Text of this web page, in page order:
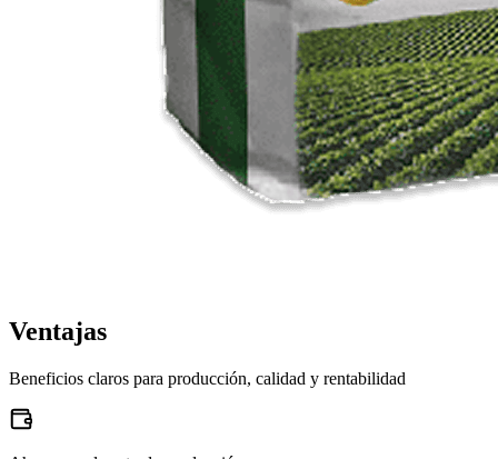
Ventajas
Beneficios claros para producción, calidad y rentabilidad